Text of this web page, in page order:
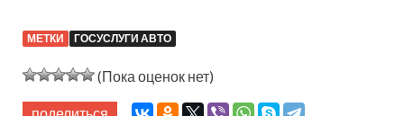
МЕТКИ ГОСУСЛУГИ АВТО
(Пока оценок нет)